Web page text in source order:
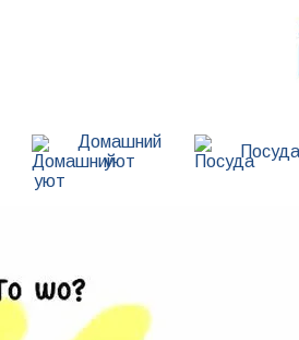
Домашний
уют
Посуда